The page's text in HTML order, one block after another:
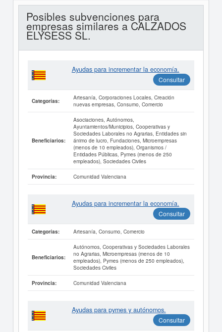
Posibles subvenciones para
empresas similares a CALZADOS
ELYSESS SL.
Ayudas para incrementar la economía.
Consultar
Categorías:
Artesanía, Corporaciones Locales, Creación
nuevas empresas, Consumo, Comercio
Beneficiarios:
Asociaciones, Autónomos,
Ayuntamientos/Municipios, Cooperativas y
Sociedades Laborales no Agrarias, Entidades sin
ánimo de lucro, Fundaciones, Microempresas
(menos de 10 empleados), Organismos /
Entidades Públicas, Pymes (menos de 250
empleados), Sociedades Civiles
Provincia: Comunidad Valenciana
Ayudas para incrementar la economía.
Consultar
Categorías: Artesanía, Consumo, Comercio
Beneficiarios:
Autónomos, Cooperativas y Sociedades Laborales
no Agrarias, Microempresas (menos de 10
empleados), Pymes (menos de 250 empleados),
Sociedades Civiles
Provincia: Comunidad Valenciana
Ayudas para pymes y autónomos.
Consultar